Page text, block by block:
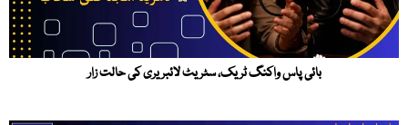
بائی پاس واکنگ ٹریک، سٹریٹ لائبریری کی حالت زار